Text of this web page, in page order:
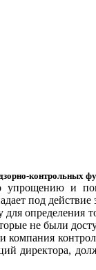
контрольных
и
под
определения
не были
компания
директора,